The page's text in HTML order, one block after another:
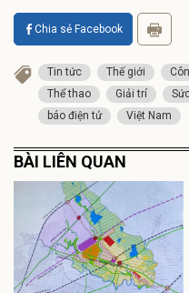
Chia sẻ Facebook
Tin tức Thế giới
Thể thao
Giải trí
báo điện tử
Việt Nam
BÀI LIÊN QUAN